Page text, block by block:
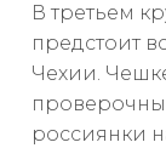
В третьем
предстоит
Чехии.
россиянки